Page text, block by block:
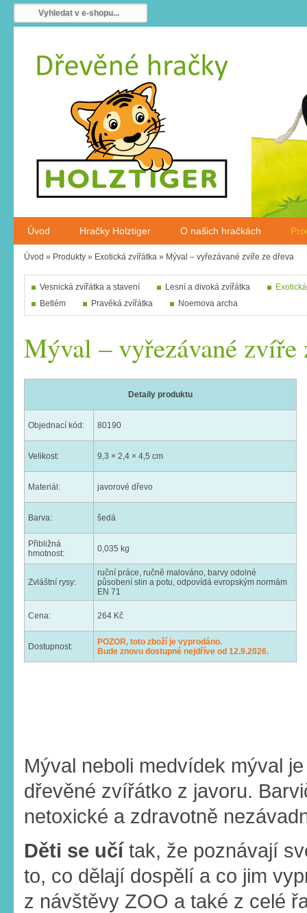
Úvod Hračky Holztiger O našich hračkách
Úvod » Produkty » Exotická zvířátka » Mýval – vyřezávané zvíře ze dřeva
Vesnická zvířátka a stavení Lesní a divoká zvířátka
Betlém
Pravěká zvířátka Noemova archa
Mýval – vyřezávané zvíře
Detaily produktu
Objednací kód: 80190
Velikost: 9,3 × 2,4 × 4,5 cm
Materiál: javorové dřevo
Barva: šedá
Přibližná
hmotnost:
0,035 kg
Zvláštní rysy:
ruční práce, ručně malováno, barvy odolné
působení slin a potu, odpovídá evropským normám
EN 71
Cena: 264 Kč
Dostupnost:
POZOR, toto zboží je vyprodáno.
Bude znovu dostupné nejdříve od 12.9.2026.
Mýval neboli medvídek mýval
dřevěné zvířátko z javoru.
netoxické a zdravotně
Děti se učítak, že poznávají
to, co dělají dospělí a co jim
z návštěvy ZOO a také z celé